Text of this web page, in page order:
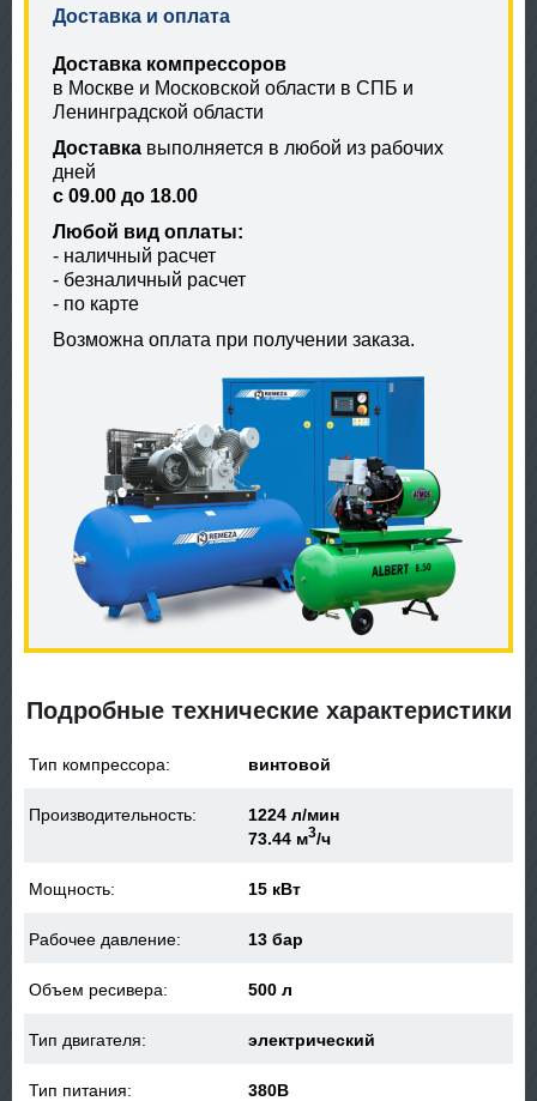
Доставка и оплата
Доставка компрессоров
в Москве и Московской области в СПБ и
Ленинградской области
Доставка выполняется в любой из рабочих
дней
с 09.00 до 18.00
Любой вид оплаты:
- наличный расчет
- безналичный расчет
- по карте
Возможна оплата при получении заказа.
Подробные технические характеристики
Тип компрессора: винтовой
Производительность:
1224 л/мин
73.44 м3/ч
Мощность: 15 кВт
Рабочее давление: 13 бар
Объем ресивера: 500 л
Тип двигателя: электрический
Тип питания: 380В